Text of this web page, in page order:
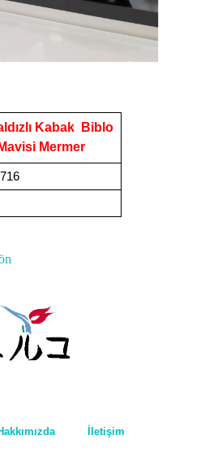
Kabak Biblo
Mermer
İletişim